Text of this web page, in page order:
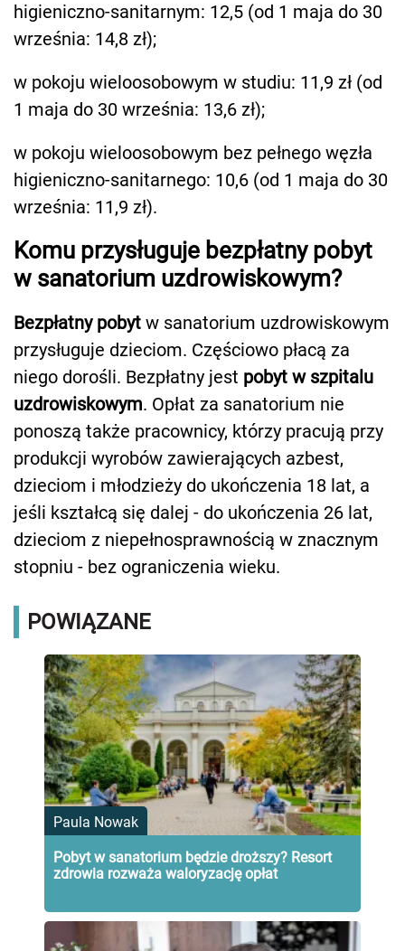
higieniczno-sanitarnym: 12,5 (od 1 maja do 30
września: 14,8 zł);
w pokoju wieloosobowym w studiu: 11,9 zł (od
1 maja do 30 września: 13,6 zł);
w pokoju wieloosobowym bez pełnego węzła
higieniczno-sanitarnego: 10,6 (od 1 maja do 30
września: 11,9 zł).
Komu przysługuje bezpłatny pobyt
w sanatorium uzdrowiskowym?
Bezpłatny pobyt w sanatorium uzdrowiskowym
przysługuje dzieciom. Częściowo płacą za
niego dorośli. Bezpłatny jest pobyt w szpitalu
uzdrowiskowym. Opłat za sanatorium nie
ponoszą także pracownicy, którzy pracują przy
produkcji wyrobów zawierających azbest,
dzieciom i młodzieży do ukończenia 18 lat, a
jeśli kształcą się dalej - do ukończenia 26 lat,
dzieciom z niepełnosprawnością w znacznym
stopniu - bez ograniczenia wieku.
POWIĄZANE
Paula Nowak
Pobyt w sanatorium będzie droższy? Resort
zdrowia rozważa waloryzację opłat